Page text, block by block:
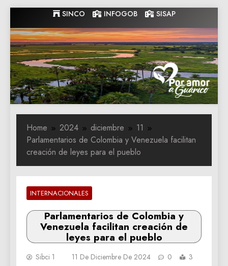
to
content
SINCO INFOGOB SISAP
Gobernacion
de Guarico
Gobernacion de Guarico
Home 2024 diciembre
11
Parlamentarios de Colombia y Venezuela facilitan
creación de leyes para el pueblo
INTERNACIONALES
Parlamentarios de Colombia y
Venezuela facilitan creación de
leyes para el pueblo
Sibci 1 11 De Diciembre De 2024 0
3